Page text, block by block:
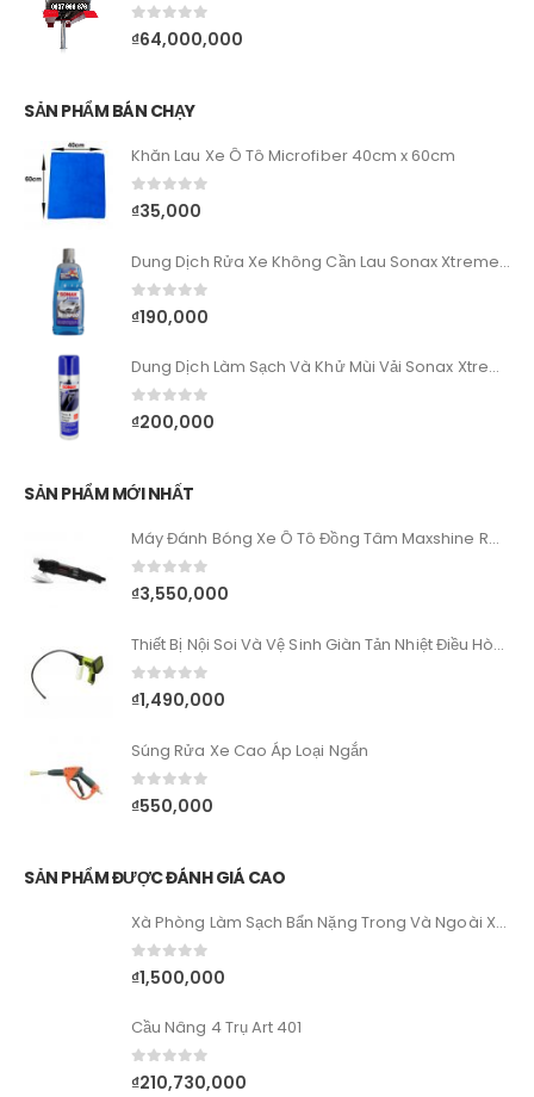
0out of 5
₫64,000,000
SẢN PHẨM BÁN CHẠY
Khăn Lau Xe Ô Tô Microfiber 40cm x 60cm
0out of 5
₫35,000
Dung Dịch Rửa Xe Không Cần Lau Sonax Xtreme Wash&Dry
0out of 5
₫190,000
Dung Dịch Làm Sạch Và Khử Mùi Vải Sonax Xtreme Upholstery & Alcantara Cleaner
0out of 5
₫200,000
SẢN PHẨM MỚI NHẤT
Máy Đánh Bóng Xe Ô Tô Đồng Tâm Maxshine RO M1000
0out of 5
₫3,550,000
Thiết Bị Nội Soi Và Vệ Sinh Giàn Tản Nhiệt Điều Hòa Ô Tô
0out of 5
₫1,490,000
Súng Rửa Xe Cao Áp Loại Ngắn
out of 5
₫550,000
SẢN PHẨM ĐƯỢC ĐÁNH GIÁ CAO
Xà Phòng Làm Sạch Bẩn Nặng Trong Và Ngoài Xe - SONAX SX MultiStar
0out of 5
₫1,500,000
Cầu Nâng 4 Trụ Art 401
0out of 5
₫210,730,000